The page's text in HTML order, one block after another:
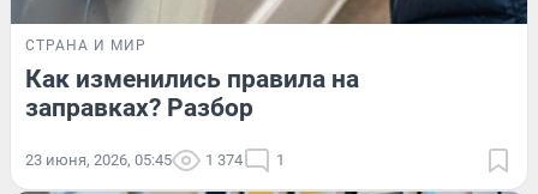
СТРАНА И МИР
Как изменились правила на
заправках? Разбор
23 июня, 2026, 05:45 1 374 1